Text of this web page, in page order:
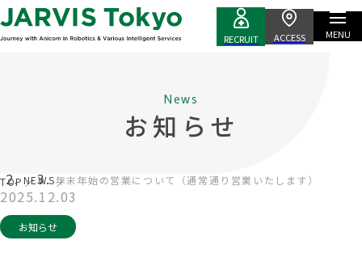
RECRUIT ACCESS MENU
News
お知らせ
TOPNEWS年末年始の営業について（通常通り営業いたします）
2025.12.03
お知らせ